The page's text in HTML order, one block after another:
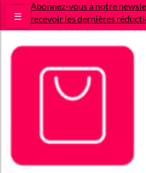
Abonnez-vous à notre
recevoir les dernières
☰